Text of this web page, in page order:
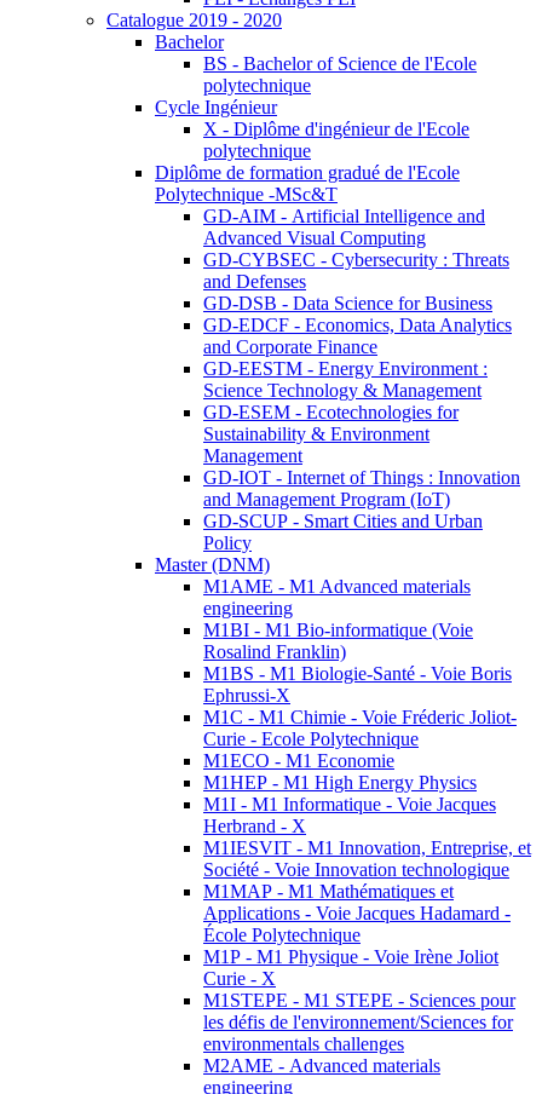
Catalogue 2019 - 2020
Bachelor
BS - Bachelor of Science de l'Ecole
polytechnique
Cycle Ingénieur
X - Diplôme d'ingénieur de l'Ecole
polytechnique
Diplôme de formation gradué de l'Ecole
Polytechnique -MSc&T
GD-AIM - Artificial Intelligence and
Advanced Visual Computing
GD-CYBSEC - Cybersecurity : Threats
and Defenses
GD-DSB - Data Science for Business
GD-EDCF - Economics, Data Analytics
and Corporate Finance
GD-EESTM - Energy Environment :
Science Technology & Management
GD-ESEM - Ecotechnologies for
Sustainability & Environment
Management
GD-IOT - Internet of Things : Innovation
and Management Program (IoT)
GD-SCUP - Smart Cities and Urban
Policy
Master (DNM)
M1AME - M1 Advanced materials
engineering
M1BI - M1 Bio-informatique (Voie
Rosalind Franklin)
M1BS - M1 Biologie-Santé - Voie Boris
Ephrussi-X
M1C - M1 Chimie - Voie Fréderic Joliot-
Curie - Ecole Polytechnique
M1ECO - M1 Economie
M1HEP - M1 High Energy Physics
M1I - M1 Informatique - Voie Jacques
Herbrand - X
M1IESVIT - M1 Innovation, Entreprise, et
Société - Voie Innovation technologique
M1MAP - M1 Mathématiques et
Applications - Voie Jacques Hadamard -
École Polytechnique
M1P - M1 Physique - Voie Irène Joliot
Curie - X
M1STEPE - M1 STEPE - Sciences pour
les défis de l'environnement/Sciences for
environmentals challenges
M2AME - Advanced materials
engineering